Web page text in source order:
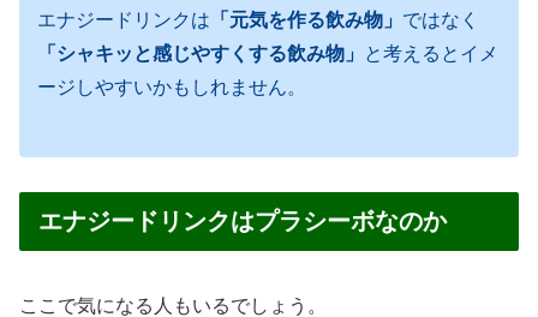
エナジードリンクは 「元気を作る飲み物」 ではなく
「シャキッと感じやすくする飲み物」
と考えるとイメ
ージしやすいかもしれません。
エナジードリンクはプラシーボなのか
ここで気になる人もいるでしょう。